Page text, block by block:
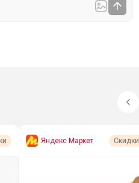
Яндекс Маркет Скидки